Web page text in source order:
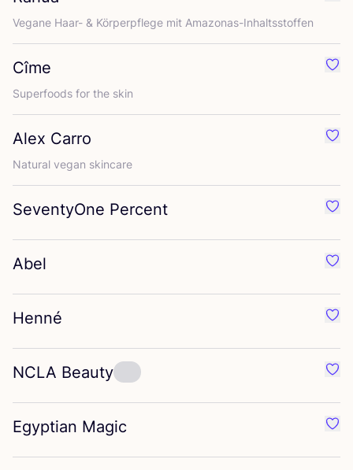
Vega­ne Haar- & Kör­per­pfle­ge mit Amazonas-Inhaltsstoffen
Cîme
Super­foods for the skin
Alex Carro
Natu­ral vegan skincare
SeventyOne Percent
Abel
Henné
NCLA Beauty
Egyptian Magic